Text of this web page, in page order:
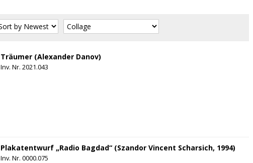
Träumer (Alexander Danov)
Inv. Nr. 2021.043
Plakatentwurf „Radio Bagdad“ (Szandor Vincent Scharsich, 1994)
Inv. Nr. 0000.075